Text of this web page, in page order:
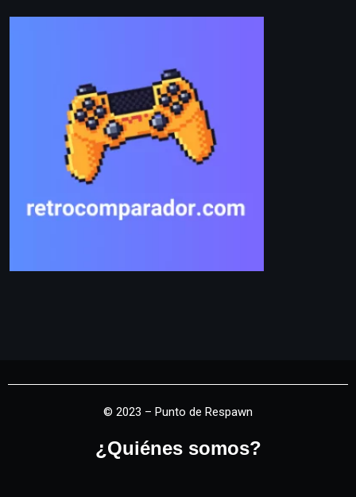
© 2023 – Punto de Respawn
¿Quiénes somos?